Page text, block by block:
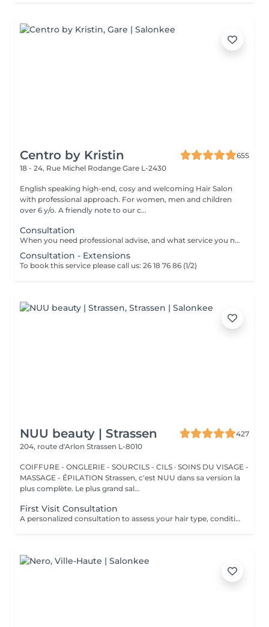
Centro by Kristin
655
18 - 24, Rue Michel Rodange Gare L-2430
English speaking high-end, cosy and welcoming Hair Salon
with professional approach. For women, men and children
over 6 y/o. A friendly note to our c...
Consultation
When you need professional advise, and what service you need to book.
Consultation - Extensions
To book this service please call us: 26 18 76 86 (1/2)
NUU beauty | Strassen
427
204, route d'Arlon Strassen L-8010
COIFFURE - ONGLERIE - SOURCILS - CILS · SOINS DU VISAGE -
MASSAGE - ÉPILATION Strassen, c'est NUU dans sa version la
plus complète. Le plus grand sal...
First Visit Consultation
A personalized consultation to assess your hair type, condition, and goals helping us recommend the perfect treatments, color, or cut to suit your style and lifestyle.